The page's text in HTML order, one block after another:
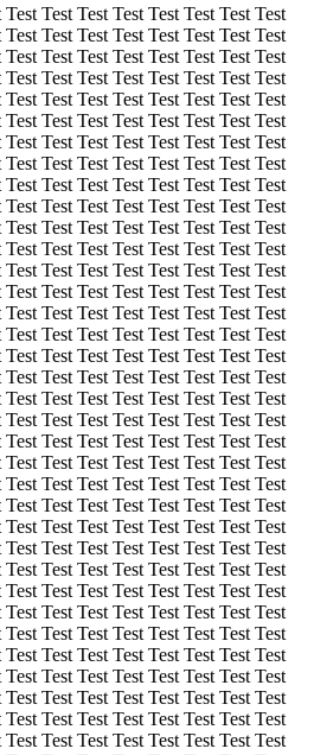
Test Test Test Test Test Test Test
Test Test Test Test Test Test Test
Test Test Test Test Test Test Test
Test Test Test Test Test Test Test
Test Test Test Test Test Test Test
Test Test Test Test Test Test Test
Test Test Test Test Test Test Test
Test Test Test Test Test Test Test
Test Test Test Test Test Test Test
Test Test Test Test Test Test Test
Test Test Test Test Test Test Test
Test Test Test Test Test Test Test
Test Test Test Test Test Test Test
Test Test Test Test Test Test Test
Test Test Test Test Test Test Test
Test Test Test Test Test Test Test
Test Test Test Test Test Test Test
Test Test Test Test Test Test Test
Test Test Test Test Test Test Test
Test Test Test Test Test Test Test
Test Test Test Test Test Test Test
Test Test Test Test Test Test Test
Test Test Test Test Test Test Test
Test Test Test Test Test Test Test
Test Test Test Test Test Test Test
Test Test Test Test Test Test Test
Test Test Test Test Test Test Test
Test Test Test Test Test Test Test
Test Test Test Test Test Test Test
Test Test Test Test Test Test Test
Test Test Test Test Test Test Test
Test Test Test Test Test Test Test
Test Test Test Test Test Test Test
Test Test Test Test Test Test Test
Test Test Test Test Test Test Test